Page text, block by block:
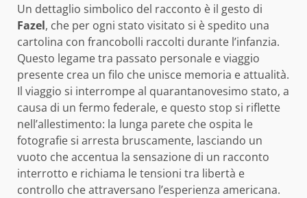
Un dettaglio simbolico del racconto è il gesto di
Fazel, che per ogni stato visitato si è spedito una
cartolina con francobolli raccolti durante l’infanzia.
Questo legame tra passato personale e viaggio
presente crea un filo che unisce memoria e attualità.
Il viaggio si interrompe al quarantanovesimo stato, a
causa di un fermo federale, e questo stop si riflette
nell’allestimento: la lunga parete che ospita le
fotografie si arresta bruscamente, lasciando un
vuoto che accentua la sensazione di un racconto
interrotto e richiama le tensioni tra libertà e
controllo che attraversano l’esperienza americana.